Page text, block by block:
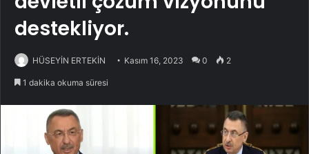
destekliyor.
HÜSEYİN ERTEKİN Kasım 16, 2023 0 2
1 dakika okuma süresi